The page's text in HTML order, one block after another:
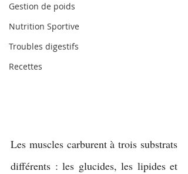
Gestion de poids
Nutrition Sportive
Troubles digestifs
Recettes
Les muscles carburent à trois substrats
différents : les glucides, les lipides et